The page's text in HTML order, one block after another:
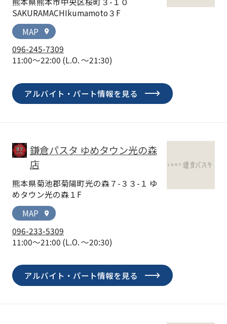
SAKURAMACHIkumamoto３F
MAP
location_on
096-245-7309
11:00～22:00 (L.O. ～21:30)
アルバイト・パート情報を見る
鎌倉パスタ ゆめタウン光の森
店
熊本県菊池郡菊陽町光の森７-３３-１ ゆ
めタウン光の森１F
MAP
location_on
096-233-5309
11:00～21:00 (L.O. ～20:30)
アルバイト・パート情報を見る